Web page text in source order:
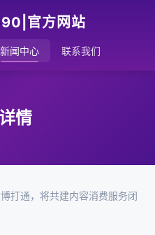
官方网站
新闻中心 联系我们
情
打通，将共建内容消费服务闭